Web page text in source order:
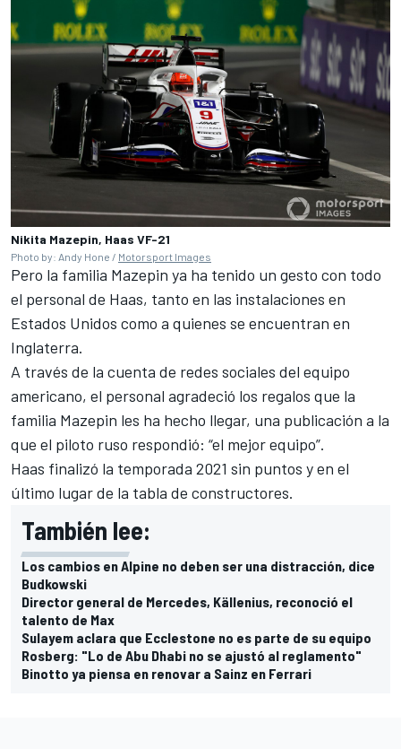
Nikita Mazepin, Haas VF-21
Photo by: Andy Hone / Motorsport Images
Pero la familia Mazepin ya ha tenido un gesto con todo
el personal de Haas, tanto en las instalaciones en
Estados Unidos como a quienes se encuentran en
Inglaterra.
A través de la cuenta de redes sociales del equipo
americano, el personal agradeció los regalos que la
familia Mazepin les ha hecho llegar, una publicación a la
que el piloto ruso respondió: “el mejor equipo”.
Haas finalizó la temporada 2021 sin puntos y en el
último lugar de la tabla de constructores.
También lee:
Los cambios en Alpine no deben ser una distracción, dice
Budkowski
Director general de Mercedes, Källenius, reconoció el
talento de Max
Sulayem aclara que Ecclestone no es parte de su equipo
Rosberg: "Lo de Abu Dhabi no se ajustó al reglamento"
Binotto ya piensa en renovar a Sainz en Ferrari